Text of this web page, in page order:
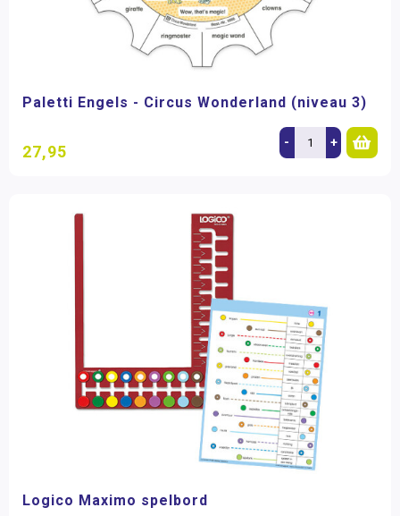
Paletti Engels - Circus Wonderland (niveau 3)
27,95 - +
Logico Maximo spelbord